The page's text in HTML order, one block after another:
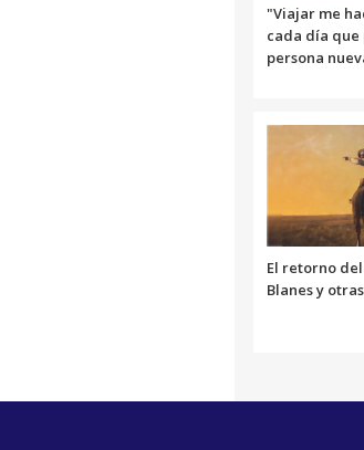
"Viajar me
cada día que
persona
El retorno
Blanes y